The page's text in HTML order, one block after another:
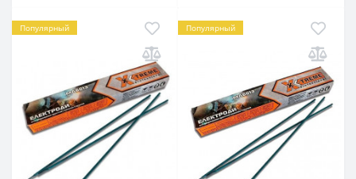
Популярный Популярный